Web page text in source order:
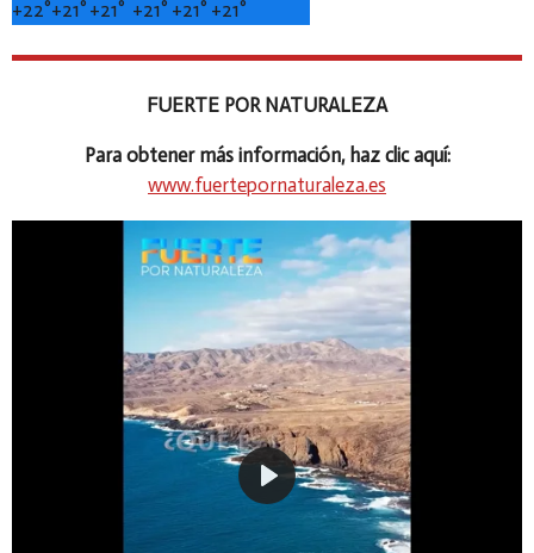
+22°+21° +21° +21° +21° +21°
FUERTE POR NATURALEZA
Para obtener más información, haz clic aquí:
www.fuertepornaturaleza.es
P